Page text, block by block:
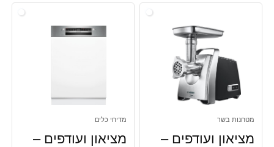
תאורה
כל הקטגוריות
מטחנות בשר
מציאון ועודפים –
מדיחי כלים
מציאון ועודפים –